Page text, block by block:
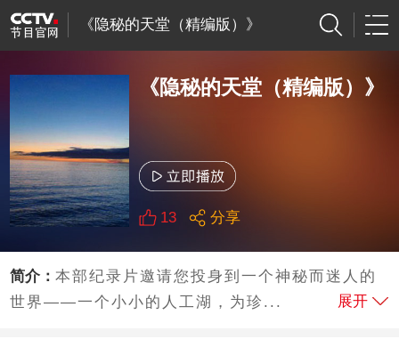
《隐秘的天堂（精编版）》
《隐秘的天堂（精编版）》
13 分享
简介：本部纪录片邀请您投身到一个神秘而迷人的
世界——一个小小的人工湖，为珍...
展开